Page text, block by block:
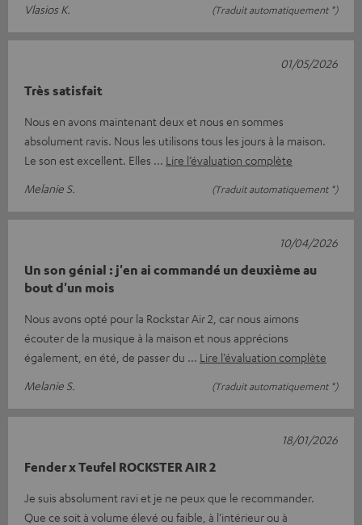
Vlasios K.
(Traduit automatiquement *)
Très satisfait
Nous en avons maintenant deux et nous en sommes
absolument ravis. Nous les utilisons tous les jours à la maison.
Le son est excellent. Elles
Lire l’évaluation complète
Melanie S.
(Traduit automatiquement *)
01/05/2026
Un son génial : j'en ai commandé un deuxième au
bout d'un mois
Nous avons opté pour la Rockstar Air 2, car nous aimons
écouter de la musique à la maison et nous apprécions
également, en été, de passer du
Lire l’évaluation complète
Melanie S.
(Traduit automatiquement *)
10/04/2026
Fender x Teufel ROCKSTER AIR 2
Je suis absolument ravi et je ne peux que le recommander.
Que ce soit à volume élevé ou faible, à l'intérieur ou à
18/01/2026